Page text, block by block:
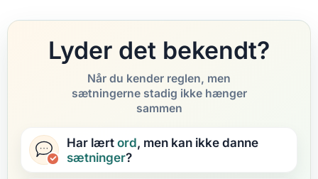
Lyder det bekendt?
Når du kender reglen, men
sætningerne stadig ikke hænger
sammen
Har lærtord, men kan ikke danne
sætninger?